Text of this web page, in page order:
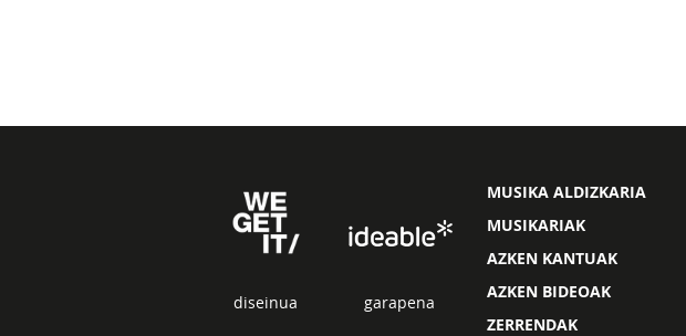
diseinua garapena
MUSIKA ALDIZKARIA
MUSIKARIAK
AZKEN KANTUAK
AZKEN BIDEOAK
ZERRENDAK